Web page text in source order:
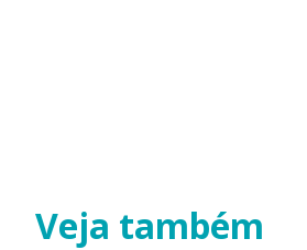
Veja também